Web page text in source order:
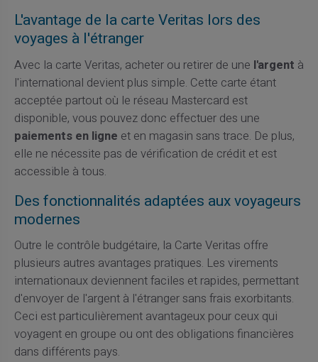
L'avantage de la carte Veritas lors des
voyages à l'étranger
Avec la carte Veritas, acheter ou retirer de une l'argent à
l'international devient plus simple. Cette carte étant
acceptée partout où le réseau Mastercard est
disponible, vous pouvez donc effectuer des une
paiements en ligne et en magasin sans trace. De plus,
elle ne nécessite pas de vérification de crédit et est
accessible à tous.
Des fonctionnalités adaptées aux voyageurs
modernes
Outre le contrôle budgétaire, la Carte Veritas offre
plusieurs autres avantages pratiques. Les virements
internationaux deviennent faciles et rapides, permettant
d'envoyer de l'argent à l'étranger sans frais exorbitants.
Ceci est particulièrement avantageux pour ceux qui
voyagent en groupe ou ont des obligations financières
dans différents pays.